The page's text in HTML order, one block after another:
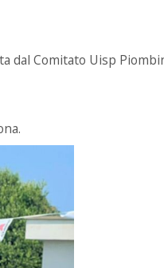
dal Comitato Uisp